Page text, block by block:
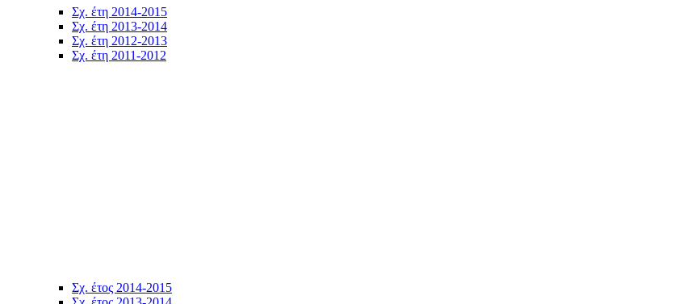
Σχ. έτη 2014-2015
Σχ. έτη 2013-2014
Σχ. έτη 2012-2013
Σχ. έτη 2011-2012
Σχ. έτος 2014-2015